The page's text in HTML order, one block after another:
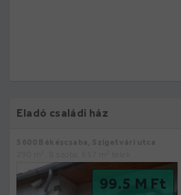
Eladó családi ház
99.5 M Ft